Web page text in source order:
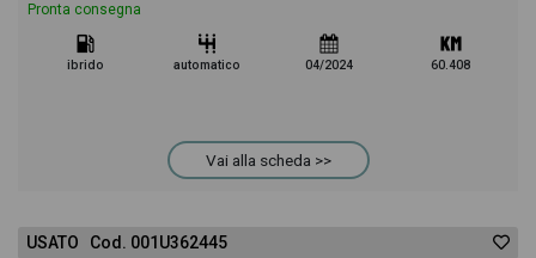
Pronta consegna
ibrido automatico 04/2024 60.408
Vai alla scheda >>
USATO Cod. 001U362445